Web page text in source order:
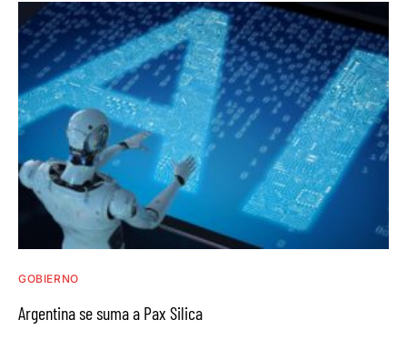
GOBIERNO
Argentina se suma a Pax Silica